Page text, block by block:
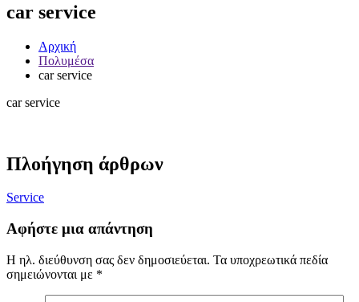
Χανιά
–
condition
Χανιά
Ανταλλακτικά
Υγραεριοκινηση
–
Βελτιώσεις
Διαγνωστικός
Έλεγχος
Οχήματος
Χανιά
car service
Αρχική
Πολυμέσα
car service
car service
Πλοήγηση άρθρων
Service
Αφήστε μια απάντηση
Η ηλ. διεύθυνση σας δεν δημοσιεύεται. Τα υποχρεωτικά πεδία
σημειώνονται με *